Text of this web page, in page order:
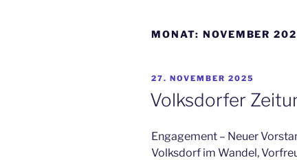
MONAT: NOVEMBER
VERÖFFENTLICHT
AM
27. NOVEMBER 2025
Volksdorfer
Engagement – Neuer
Volksdorf im Wandel,